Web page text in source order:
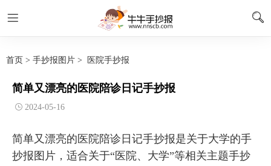
首页 > 手抄报图片 > 医院手抄报
简单又漂亮的医院陪诊日记手抄报
2024-05-16
简单又漂亮的医院陪诊日记手抄报是关于大学的手
抄报图片，适合关于“医院、大学”等相关主题手抄